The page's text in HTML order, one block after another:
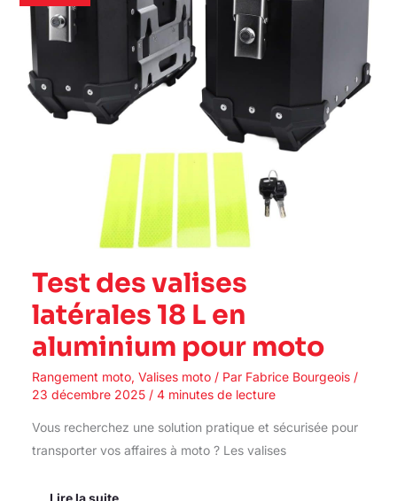
Test des valises
latérales 18 L en
aluminium pour moto
Rangement moto, Valises moto/ Par Fabrice Bourgeois /
23 décembre 2025 / 4 minutes de lecture
Vous recherchez une solution pratique et sécurisée pour
transporter vos affaires à moto ? Les valises
18
L
en
pour
moto